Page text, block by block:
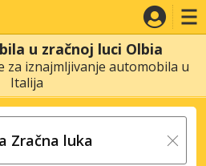
u zračnoj luci Olbia
iznajmljivanje automobila u
Italija